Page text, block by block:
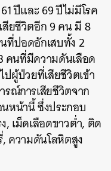
ปีและ 69 ปีไม่มีโรค
ยชีวิตอีก 9 คน มี 8
ที่ปอดอักเสบทั้ง 2
คนที่มีความดันเลือด
ผู้ป่วยที่เสียชีวิตเข้า
รณ์การเสียชีวิตจาก
หน้านี้ ซึ่งประกอบ
เม็ดเลือดขาวต่ำ, ติด
ความดันโลหิตสูง
EMAIL